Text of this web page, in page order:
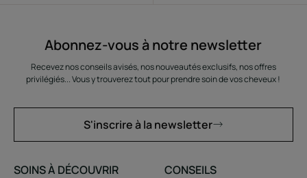
Abonnez-vous à notre newsletter
Recevez nos conseils avisés, nos nouveautés exclusifs, nos offres
privilégiés... Vous y trouverez tout pour prendre soin de vos cheveux !
S'inscrire à la newsletter
SOINS À DÉCOUVRIR
CONSEILS